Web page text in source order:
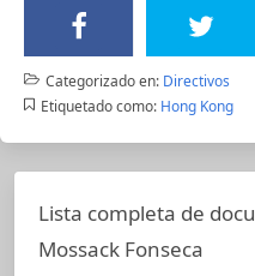
Categorizado en: Directivos
Etiquetado como: Hong Kong
Lista completa de
Mossack Fonseca